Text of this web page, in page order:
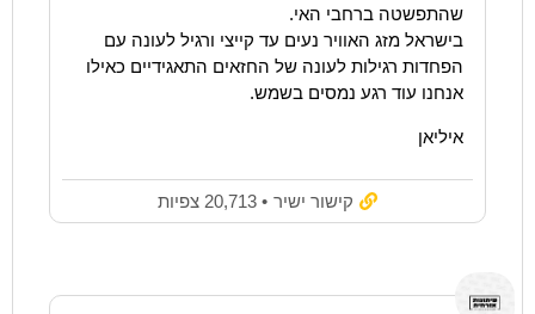
שהתפשטה ברחבי האי.
בישראל מזג האוויר נעים עד קייצי ורגיל לעונה עם
הפחדות רגילות לעונה של החזאים התאגידיים כאילו
אנחנו עוד רגע נמסים בשמש.
איליאן
קישור ישיר • 20,713 צפיות